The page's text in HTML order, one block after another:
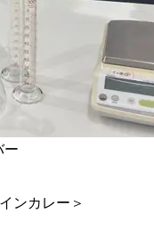
ー
ンカレー＞